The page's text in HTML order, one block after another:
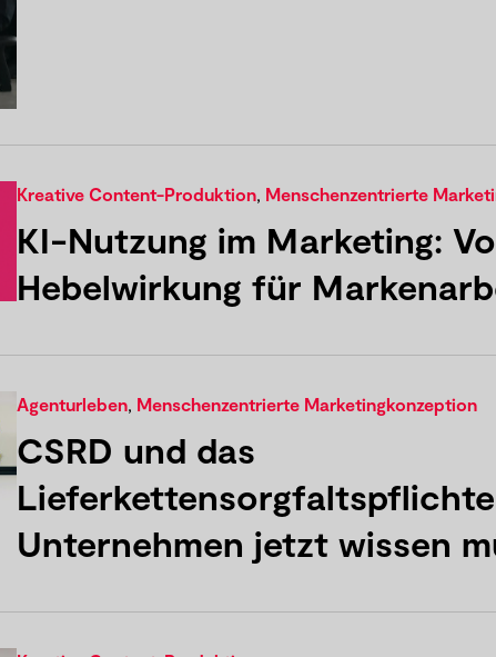
Kreative Content-Produktion, Menschenzentrierte
KI-Nutzung im Marketing:
Hebelwirkung für
Agenturleben, Menschenzentrierte Marketingkonzeption
CSRD und das
Unternehmen jetzt wissen